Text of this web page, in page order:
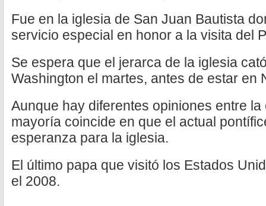
Fue en la iglesia de San Juan Bautista
servicio especial en honor a la visita del
Se espera que el jerarca de la iglesia
Washington el martes, antes de estar en
Aunque hay diferentes opiniones entre
mayoría coincide en que el actual
esperanza para la iglesia.
El último papa que visitó los Estados
el 2008.